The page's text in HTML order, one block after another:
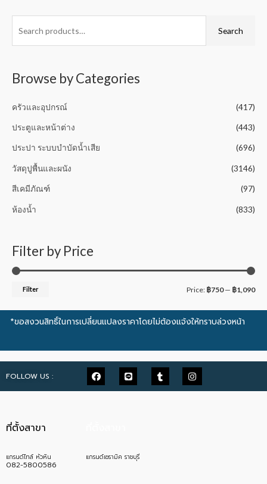
o
5
d
o
Search
Browse by Categories
ครัวและอุปกรณ์ (417)
ประตูและหน้าต่าง (443)
ประปา ระบบบำบัดน้ำเสีย (696)
วัสดุปูพื้นและผนัง (3146)
สีเคมีภัณฑ์ (97)
ห้องน้ำ (833)
Filter by Price
Filter Price: ฿750— ฿1,090
*ขอสงวนสิทธิ์ในการเปลี่ยนแปลงราคาโดยไม่ต้องแจ้งให้ทราบล่วงหน้า
FOLLOW US :
ที่ตั้งสาขา
แกรนด์ไทล์ หัวหิน
082-5800586
แกรนด์เซรามิค ราชบุรี